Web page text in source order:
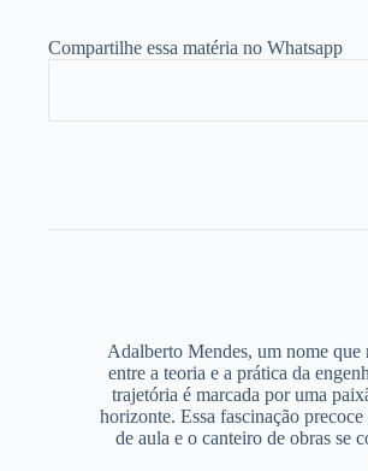
Compartilhe essa matéria no Whatsapp
Adalberto Mendes, um nome que
entre a teoria e a prática da
trajetória é marcada por uma
horizonte. Essa fascinação
de aula e o canteiro de obras se